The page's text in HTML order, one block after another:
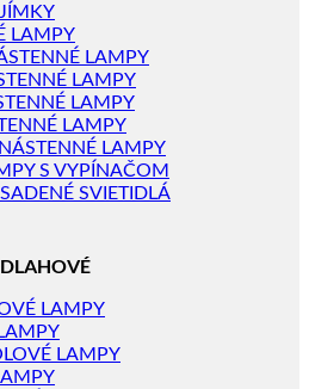
LAMPY
LAMPY
LAMPY
LAMPY
LAMPY
LAMPY
S VYPÍNAČOM
SVIETIDLÁ
LAMPY
LAMPY